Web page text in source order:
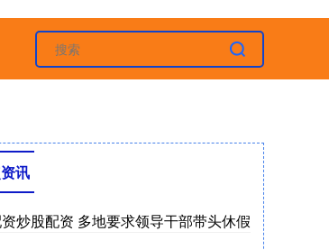
讯
炒股配资 多地要求领导干部带头休假